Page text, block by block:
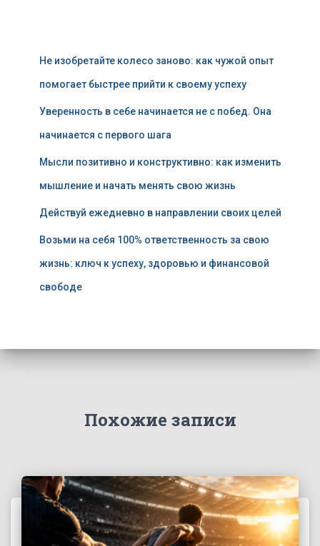
Не изобретайте колесо заново: как чужой опыт
помогает быстрее прийти к своему успеху
Уверенность в себе начинается не с побед. Она
начинается с первого шага
Мысли позитивно и конструктивно: как изменить
мышление и начать менять свою жизнь
Действуй ежедневно в направлении своих целей
Возьми на себя 100% ответственность за свою
жизнь: ключ к успеху, здоровью и финансовой
свободе
Похожие записи